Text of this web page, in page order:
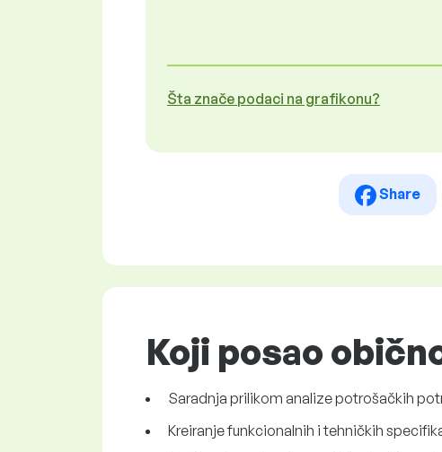
Šta znače podaci na grafikonu?
Share
Koji posao
Saradnja prilikom analize potrošačkih
Kreiranje funkcionalnih i tehničkih